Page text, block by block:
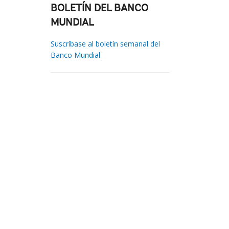
BOLETÍN DEL BANCO
MUNDIAL
Suscríbase al boletín semanal del
Banco Mundial